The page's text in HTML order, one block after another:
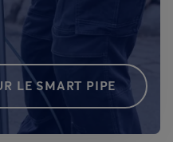
LE SMART PIPE